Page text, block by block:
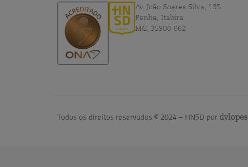
Av. João Soares Silva, 135
Penha, Itabira
MG, 35900-062
Todos os direitos reservados © 2024 – HNSD por dvlopes